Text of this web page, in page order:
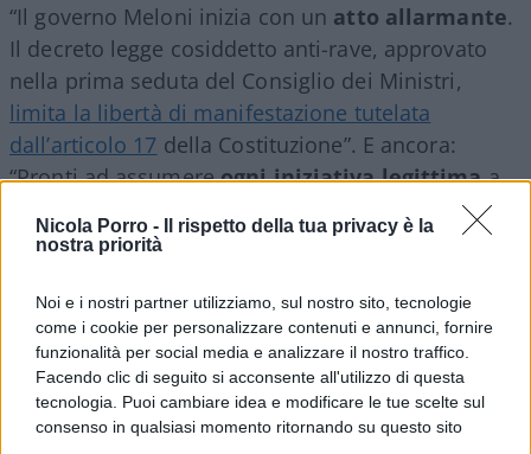
Nicola Porro -
Il rispetto della tua privacy è la
nostra priorità
Noi e i nostri partner utilizziamo, sul nostro sito, tecnologie
come i cookie per personalizzare contenuti e annunci, fornire
funzionalità per social media e analizzare il nostro traffico.
Facendo clic di seguito si acconsente all'utilizzo di questa
tecnologia. Puoi cambiare idea e modificare le tue scelte sul
consenso in qualsiasi momento ritornando su questo sito
“Il governo Meloni inizia con un atto allarmante.
Il decreto legge cosiddetto anti-rave, approvato
nella prima seduta del Consiglio dei Ministri,
limita la libertà di manifestazione tutelata
dall’articolo 17 della Costituzione”. E ancora:
“Pronti ad assumereogni iniziativa legittimaa
cittadini, a cominciare dalla potenziale
La parte dell’annuncio che ha suscitato maggiore
ilarità, però, rimane quella successiva: “Non
giudichiamo i governi dalla loro composizione”.
Ma come? Non era la stessa Anpi che liquidiva